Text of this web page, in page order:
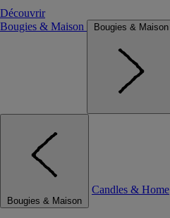
Découvrir
Bougies & Maison
Bougies & Maison
Bougies & Maison
Candles & Home